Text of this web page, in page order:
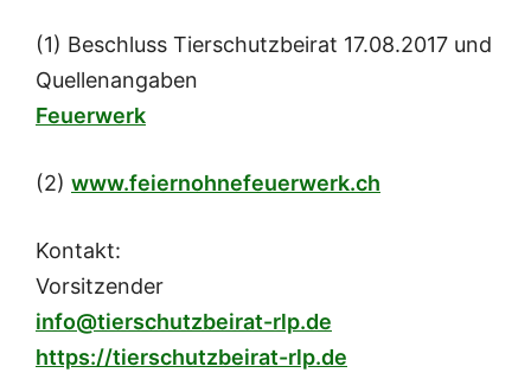
(1) Beschluss Tierschutzbeirat 17.08.2017 und
Quellenangaben
Feuerwerk
(2) www.feiernohnefeuerwerk.ch
Kontakt:
Vorsitzender
info@tierschutzbeirat-rlp.de
https://tierschutzbeirat-rlp.de